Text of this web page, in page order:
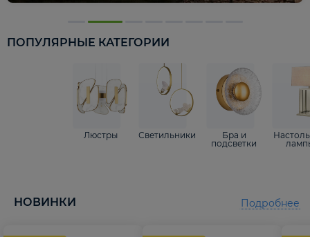
ПОПУЛЯРНЫЕ КАТЕГОРИИ
Люстры Светильники
Бра и
подсветки
НОВИНКИ Подробнее